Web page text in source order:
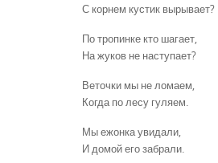
С корнем кустик вырывает?
По тропинке кто шагает,
На жуков не наступает?
Веточки мы не ломаем,
Когда по лесу гуляем.
Мы ежонка увидали,
И домой его забрали.